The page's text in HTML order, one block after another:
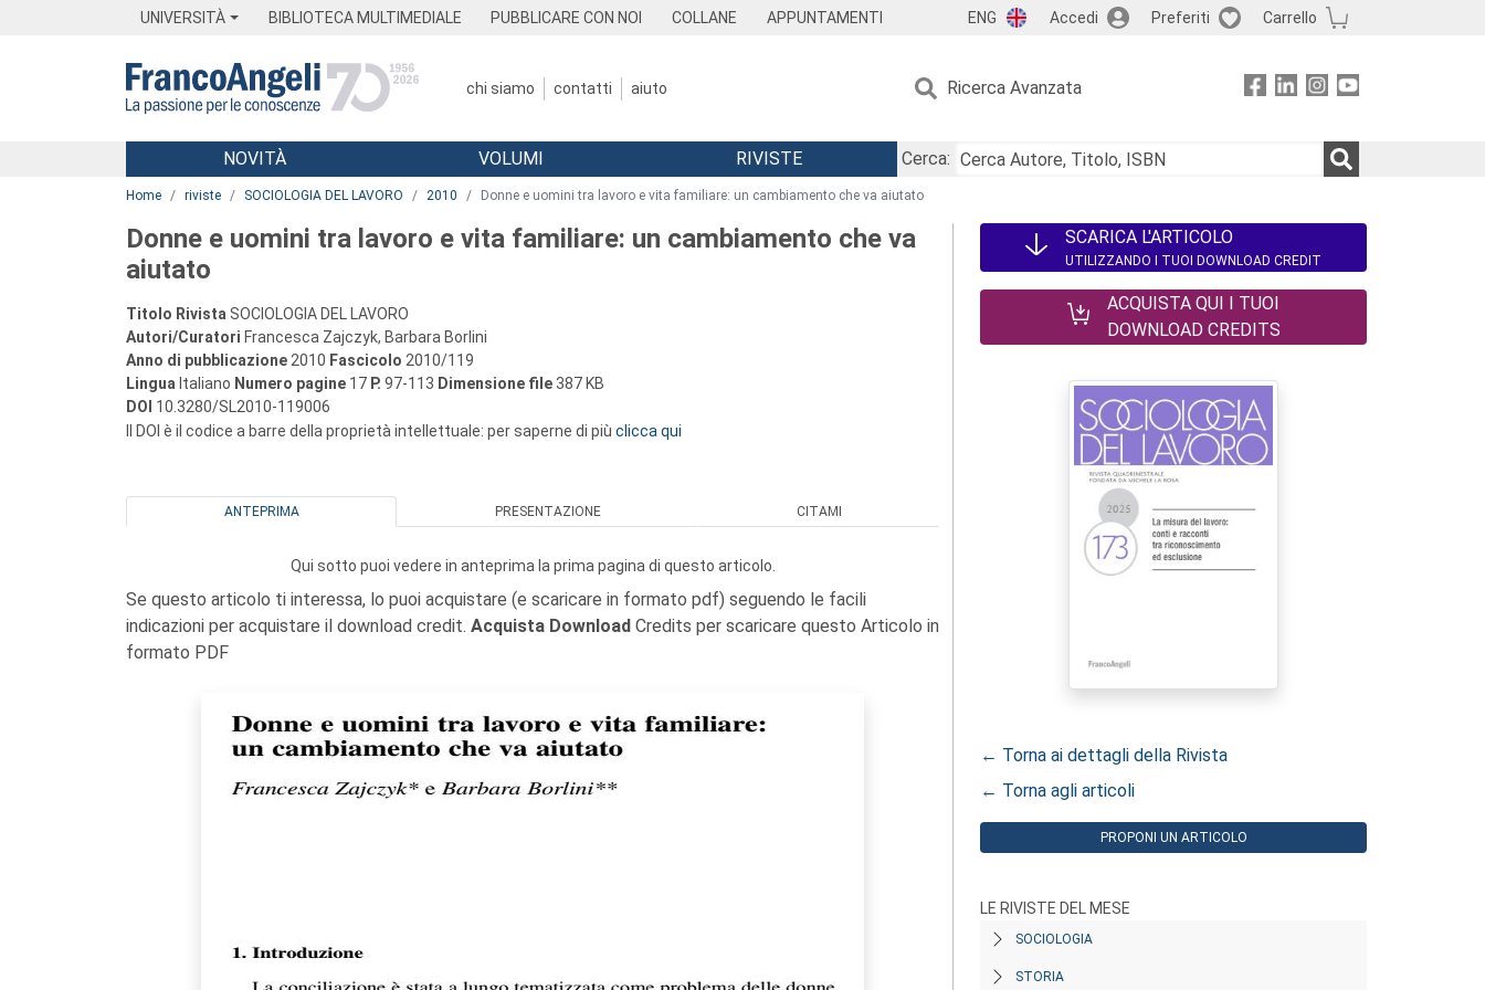
UNIVERSITÀ BIBLIOTECA MULTIMEDIALE PUBBLICARE CON NOI COLLANE APPUNTAMENTI ENG Accedi Preferiti Carrello
chi siamo contatti aiuto Ricerca Avanzata
Menu
NOVITÀ VOLUMI RIVISTE
Cerca:
Home riviste SOCIOLOGIA DEL LAVORO 2010 Donne e uomini tra lavoro e vita familiare: un cambiamento che va aiutato
Donne e uomini tra lavoro e vita familiare: un cambiamento che va
aiutato
Titolo Rivista SOCIOLOGIA DEL LAVORO
Autori/Curatori Francesca Zajczyk, Barbara Borlini
Anno di pubblicazione 2010 Fascicolo 2010/119
Lingua Italiano Numero pagine 17 P. 97-113 Dimensione file 387 KB
DOI 10.3280/SL2010-119006
Il DOI è il codice a barre della proprietà intellettuale: per saperne di più clicca qui
ANTEPRIMA PRESENTAZIONE CITAMI
Qui sotto puoi vedere in anteprima la prima pagina di questo articolo.
Se questo articolo ti interessa, lo puoi acquistare (e scaricare in formato pdf) seguendo le facili
indicazioni per acquistare il download credit. Acquista Download Credits per scaricare questo Articolo in
formato PDF
SCARICA L'ARTICOLO
UTILIZZANDO I TUOI DOWNLOAD CREDIT
ACQUISTA QUI I TUOI
DOWNLOAD CREDITS
← Torna ai dettagli della Rivista
← Torna agli articoli
PROPONI UN ARTICOLO
LE RIVISTE DEL MESE
SOCIOLOGIA
STORIA